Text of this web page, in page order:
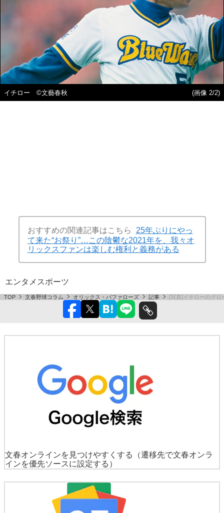
イチロー ©文藝春秋 (画像 2/2)
おすすめの関連記事はこちら
25年ぶりにやっ
て来た“お祭り”…この陰鬱な2021年を、我々オ
リックスファンは楽しむ権利と義務がある
エンタメ スポーツ
TOP 文春野球コラム オリックス・バファローズ 記事 [写真]イチローのグ
文春オンラインを見つけやすくする
（遷移先で文春オンラ
インを優先ソースに設定する）